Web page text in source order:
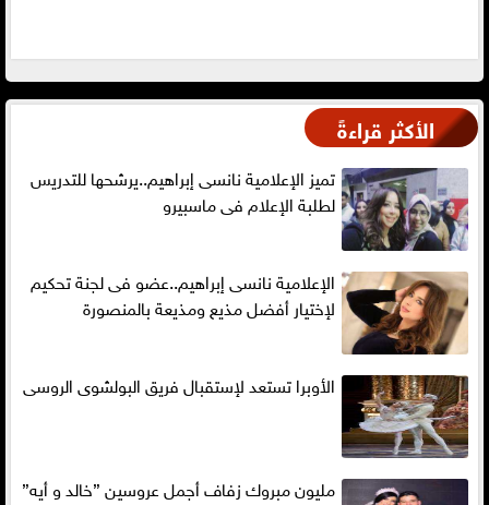
الأكثر قراءةً
تميز الإعلامية نانسى إبراهيم..يرشحها للتدريس
لطلبة الإعلام فى ماسبيرو
الإعلامية نانسى إبراهيم..عضو فى لجنة تحكيم
لإختيار أفضل مذيع ومذيعة بالمنصورة
الأوبرا تستعد لإستقبال فريق البولشوى الروسى
مليون مبروك زفاف أجمل عروسين ”خالد و أيه”